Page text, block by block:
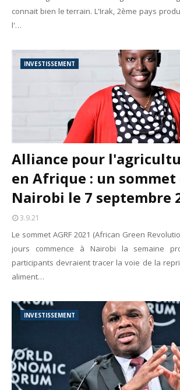
connait bien le terrain. L'Irak, 2ème pays
l'…
INVESTISSEMENT
Alliance pour
en Afrique : un
Nairobi le 7 septembre
3.9.21
Le sommet AGRF 2021 (African Green
jours commence à Nairobi la semaine
participants devraient tracer la voie de la
aliment…
INVESTISSEMENT